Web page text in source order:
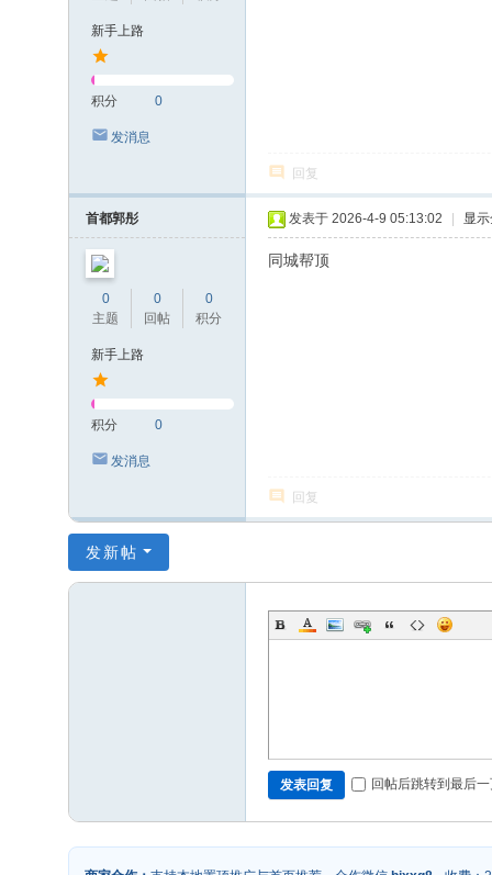
新手上路
积分 0
发消息
回复
首都郭彤
0
主题
0
回帖
0
积分
新手上路
积分 0
发消息
发表于 2026-4-9 05:13:02 显
同城帮顶
回复
发新帖
发表回复 回帖后跳转到最后